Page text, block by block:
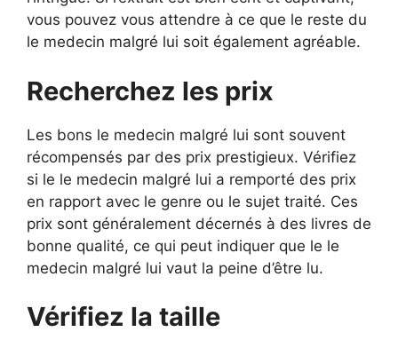
vous pouvez vous attendre à ce que le reste du
le medecin malgré lui soit également agréable.
Recherchez les prix
Les bons le medecin malgré lui sont souvent
récompensés par des prix prestigieux. Vérifiez
si le le medecin malgré lui a remporté des prix
en rapport avec le genre ou le sujet traité. Ces
prix sont généralement décernés à des livres de
bonne qualité, ce qui peut indiquer que le le
medecin malgré lui vaut la peine d’être lu.
Vérifiez la taille